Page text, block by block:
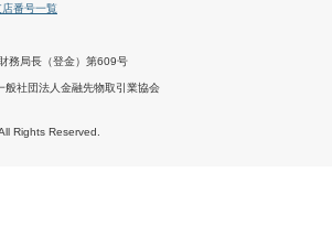
番号一覧
務局長（登金）第609号
般社団法人金融先物取引業協会
Rights Reserved.